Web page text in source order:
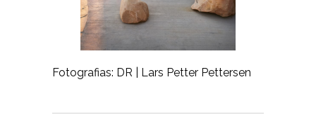
Fotografias: DR | Lars Petter Pettersen